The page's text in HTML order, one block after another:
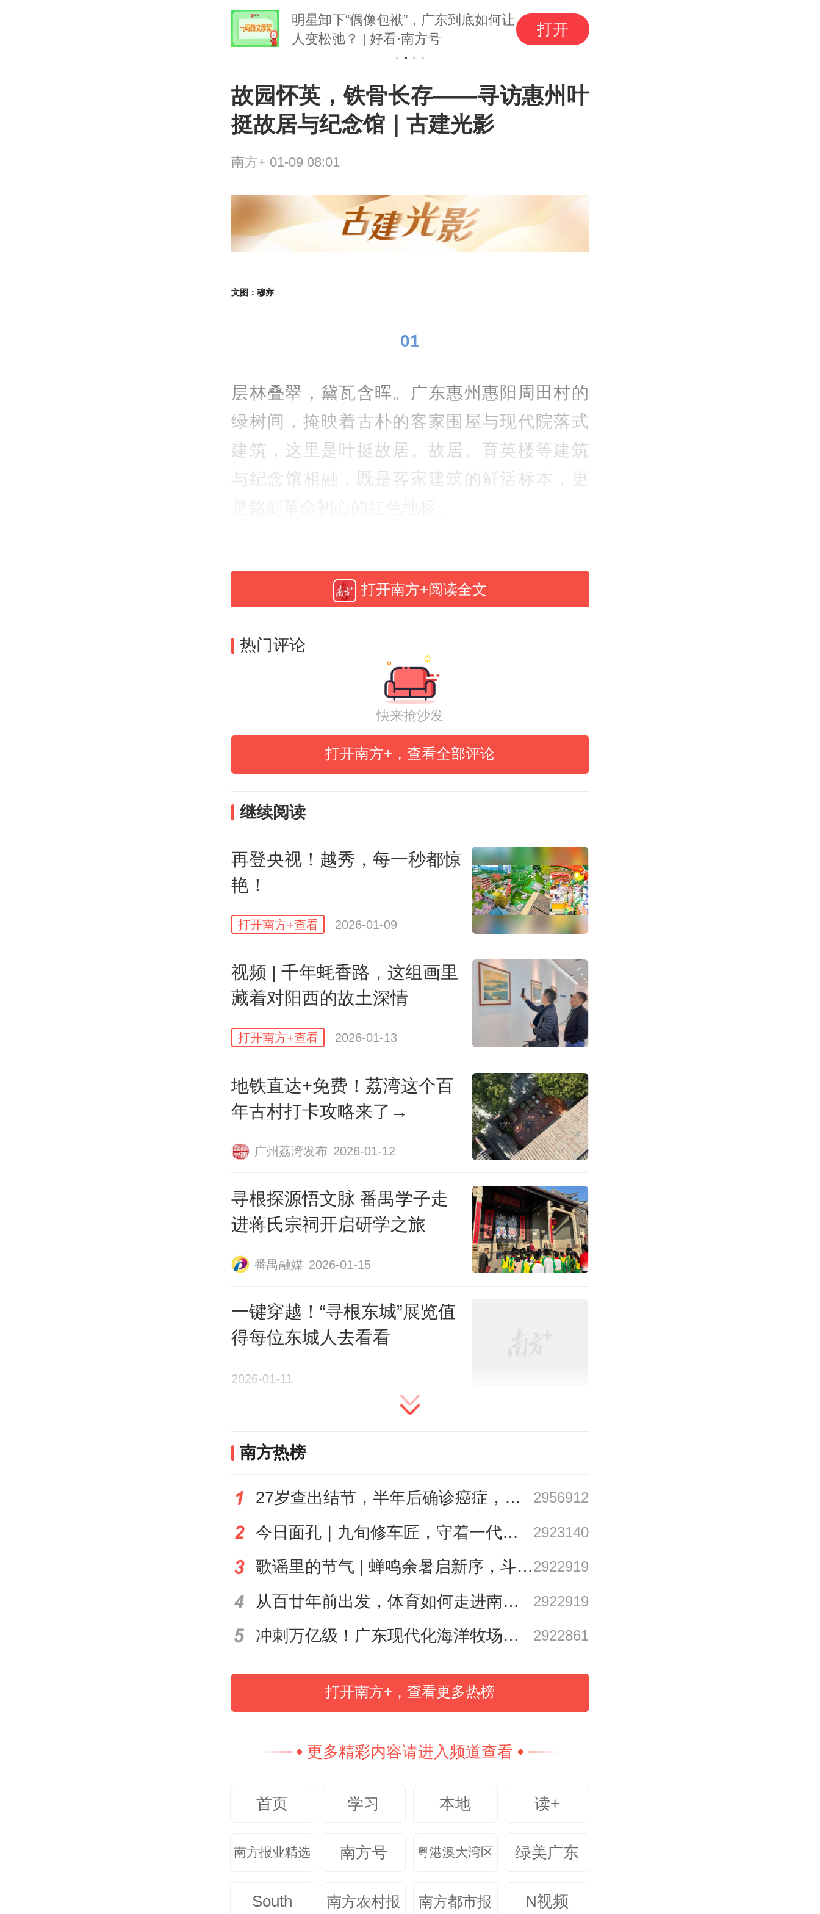
明星卸下“偶像包袱”，广东到底如何让
人变松弛？ | 好看·南方号
打开
故园怀英，铁骨长存——寻访惠州叶
挺故居与纪念馆｜古建光影
南方+ 01-09 08:01
文图：穆亦
01
层林叠翠，黛瓦含晖。广东惠州惠阳周田村的
绿树间，掩映着古朴的客家围屋与现代院落式
建筑，这里是叶挺故居。故居、育英楼等建筑
与纪念馆相融，既是客家建筑的鲜活标本，更
球形全景航拍视角下，叶挺纪念馆广场如微型
星球般熠熠生辉。澄澈云天环伺，湖塘碧波映
环抱，景致兼具庄严肃穆与自然的蓬勃生机。
03
叶挺故居由其祖父于1884年始建，为建筑面积
240平方米的岭南客家围屋。建筑为两进四合对
墙瓦顶的形制，尽显客家民居的质朴本色。
04
打开南方+阅读全文
热门评论
快来抢沙发
打开南方+，查看全部评论
继续阅读
再登央视！越秀，每一秒都惊
艳！
打开南方+查看 2026-01-09
视频 | 千年蚝香路，这组画里
藏着对阳西的故土深情
打开南方+查看 2026-01-13
地铁直达+免费！荔湾这个百
年古村打卡攻略来了→
广州荔湾发布 2026-01-12
寻根探源悟文脉 番禺学子走
进蒋氏宗祠开启研学之旅
番禺融媒 2026-01-15
一键穿越！“寻根东城”展览值
得每位东城人去看看
2026-01-11
南方热榜
27岁查出结节，半年后确诊癌症，甲状腺癌真的“懒”吗？ 2956912
今日面孔｜九旬修车匠，守着一代又一代车轮转 2923140
歌谣里的节气 | 蝉鸣余暑启新序，斗指西南迎立秋2922919
从百廿年前出发，体育如何走进南粤普通人的生活？ 2922919
冲刺万亿级！广东现代化海洋牧场建设提速 2922861
打开南方+，查看更多热榜
更多精彩内容请进入频道查看
首页 学习 本地 读+
南方报业精选 南方号 粤港澳大湾区 绿美广东
South 南方农村报 南方都市报 N视频